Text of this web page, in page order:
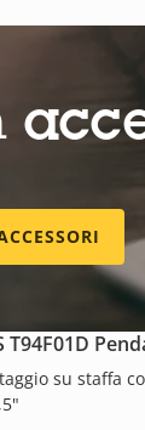
T94A01D
su staffa
T94F01D
su staffa